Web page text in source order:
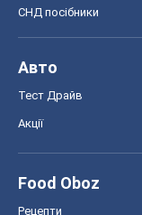
СНД посібники
Авто
Тест Драйв
Акції
Food Oboz
Рецепти